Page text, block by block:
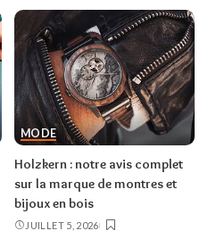
MODE
Holzkern : notre avis complet
sur la marque de montres et
bijoux en bois
JUILLET 5, 2026